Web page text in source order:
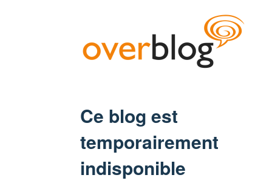
Ce blog est
temporairement
indisponible